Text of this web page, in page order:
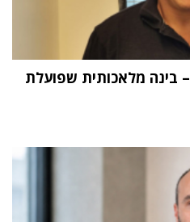
"העתיד הוא Physical AI – בינה מלאכותית שפועלת